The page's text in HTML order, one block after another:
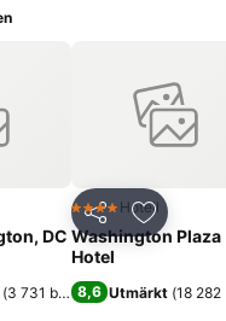
receptionen bidrar till
Gäster som
kan med fördel
Affärsresenärer
Hyatt Place
olika matupplevelser.
av smakfulla måltider
kan ta ut en avgift för
i Mina Favoriter
DC
(3 731 betyg)
Dela Lägg till
4 StjärnorHotell
Washington Plaza
Hotel
8,6 Utmärkt (18